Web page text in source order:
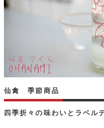
四季折々の味わいとラベル
仙禽 季節商品